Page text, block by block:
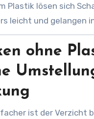
Plastik lösen sich
leicht und gelangen
ohne
ist der Verzicht